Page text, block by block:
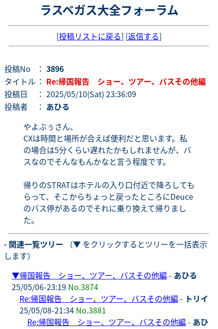
ラスベガス大全フォーラム
[投稿リストに戻る] [返信する]
投稿No ： 3896
タイトル ： Re:帰国報告 ショー、ツアー、バスその他編
投稿日
： 2025/05/10(Sat) 23:36:09
投稿者
： あひる
やよぶぅさん、
CXは時間と場所が合えば便利だと思います。私
の場合は5分くらい遅れたかもしれませんが、バ
スなのでそんなもんかなと言う程度です。
帰りのSTRATはホテルの入り口付近で降ろしても
らって、そこからちょっと戻ったところにDeuce
のバス停があるのでそれに乗り換えて帰りまし
た。
- 関連一覧ツリー （▼ をクリックするとツリーを一括表示
します）
▼帰国報告 ショー、ツアー、バスその他編 - あひる
25/05/06-23:19 No.3874
Re:帰国報告 ショー、ツアー、バスその他編 - トリイ
25/05/08-21:34 No.3881
Re:帰国報告 ショー、ツアー、バスその他編 - あひ